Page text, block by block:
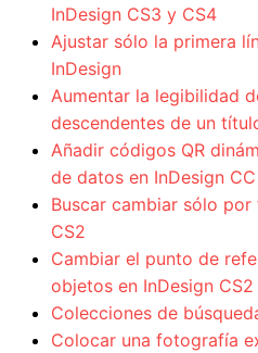
InDesign CS3 y CS4
Ajustar sólo la primera
InDesign
Aumentar la legibilidad
descendentes de un
Añadir códigos QR
de datos en InDesign
Buscar cambiar sólo
CS2
Cambiar el punto de
objetos en InDesign CS2
Colecciones de
Colocar una fotografía